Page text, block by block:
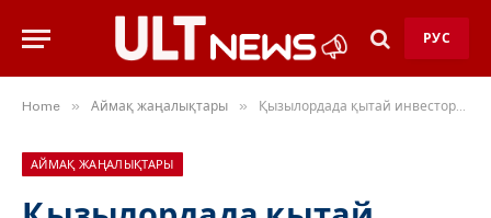
РУС
Home » Аймақ жаңалықтары » Қызылордада қытай инвесторларымен ₸10,8 млрд келісім жасалды
АЙМАҚ ЖАҢАЛЫҚТАРЫ